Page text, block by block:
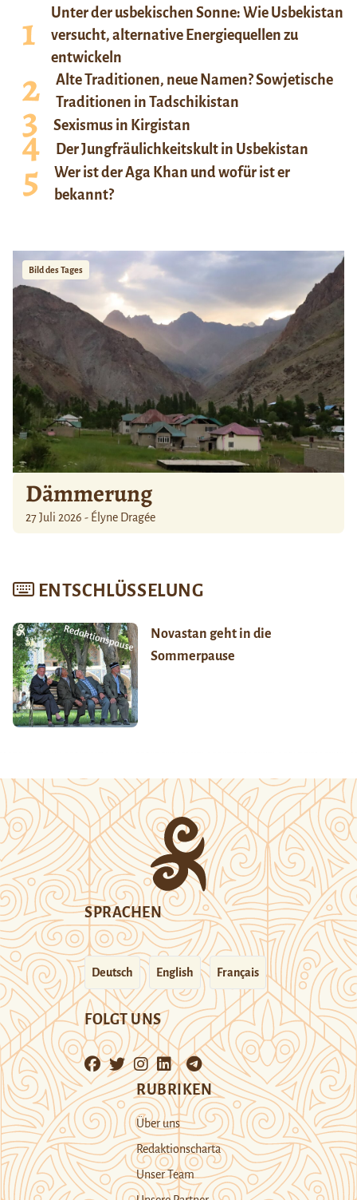
Unter der usbekischen Sonne: Wie Usbekistan
versucht, alternative Energiequellen zu
entwickeln
Alte Traditionen, neue Namen? Sowjetische
Traditionen in Tadschikistan
Sexismus in Kirgistan
Der Jungfräulichkeitskult in Usbekistan
Wer ist der Aga Khan und wofür ist er
bekannt?
Bild des Tages
Dämmerung
27 Juli 2026 - Élyne Dragée
ENTSCHLÜSSELUNG
Novastan geht in die
Sommerpause
SPRACHEN
Deutsch English Français
FOLGT UNS
RUBRIKEN
Über uns
Redaktionscharta
Unser Team